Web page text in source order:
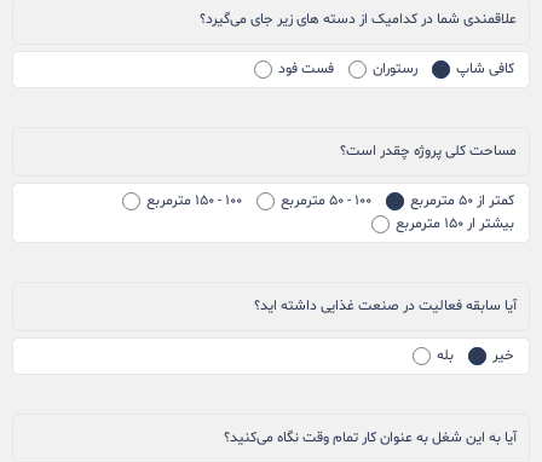
علاقمندی شما در کدامیک از دسته های زیر جای می‌گیرد؟
کافی شاپ رستوران فست فود
مساحت کلی پروژه چقدر است؟
کمتر از ۵۰ مترمربع ۱۰۰ - ۵۰ مترمربع
۱۰۰ - ۱۵۰ مترمربع
بیشتر ار ۱۵۰ مترمربع
آیا سابقه فعالیت در صنعت غذایی داشته اید؟
خیر بله
آیا به این شغل به عنوان کار تمام وقت نگاه می‌کنید؟